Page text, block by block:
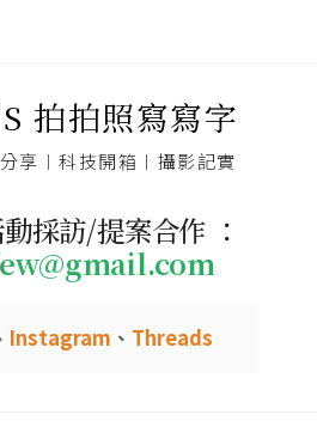
拍拍照寫寫字
享︱科技開箱︱攝影記實
採訪/提案合作 ：
Instagram 、 Threads